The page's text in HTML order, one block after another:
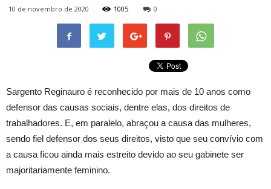
10 de novembro de 2020 1005 0
Sargento Reginauro é reconhecido por mais de 10 anos como
defensor das causas sociais, dentre elas, dos direitos de
trabalhadores. E, em paralelo, abraçou a causa das mulheres,
sendo fiel defensor dos seus direitos, visto que seu convívio com
a causa ficou ainda mais estreito devido ao seu gabinete ser
majoritariamente feminino.